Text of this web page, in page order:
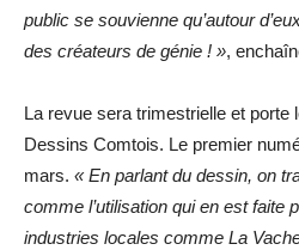
public se souvienne qu’autour
des créateurs de génie ! »,
La revue sera trimestrielle et porte
Dessins Comtois. Le premier
mars. « En parlant du dessin, on
comme l’utilisation qui en est faite
industries locales comme La